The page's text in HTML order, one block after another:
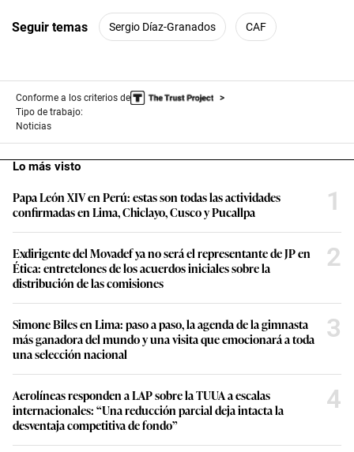
Seguir temas Sergio Díaz-Granados CAF
Conforme a los criterios de
Tipo de trabajo:
Noticias
Lo más visto
Papa León XIV en Perú: estas son todas las actividades
confirmadas en Lima, Chiclayo, Cusco y Pucallpa
1
Exdirigente del Movadef ya no será el representante de JP en
Ética: entretelones de los acuerdos iniciales sobre la
distribución de las comisiones
2
Simone Biles en Lima: paso a paso, la agenda de la gimnasta
más ganadora del mundo y una visita que emocionará a toda
una selección nacional
3
Aerolíneas responden a LAP sobre la TUUA a escalas
internacionales: “Una reducción parcial deja intacta la
desventaja competitiva de fondo”
4